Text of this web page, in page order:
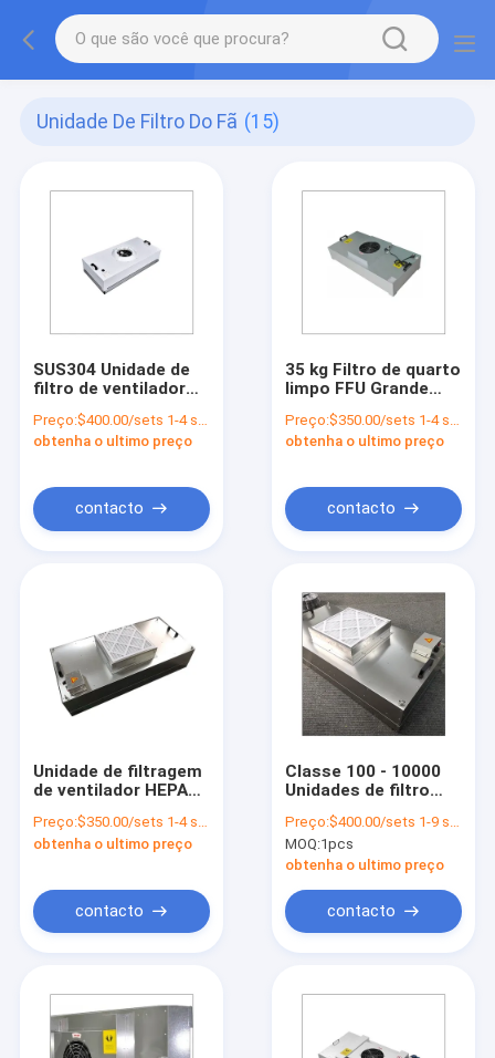
Unidade De Filtro Do Fã (15)
SUS304 Unidade de
filtro de ventilador
aço FFU 35KG
Preço:$400.00/sets 1-4 sets
obtenha o ultimo preço
contacto
35 kg Filtro de quarto
limpo FFU Grande
de filtro de ventilador
HEPA para hotéis
Preço:$350.00/sets 1-4 sets
obtenha o ultimo preço
contacto
Unidade de filtragem
de ventilador HEPA
SUS304 FFU Unidade
para filtragem de ar
Preço:$350.00/sets 1-4 sets
obtenha o ultimo preço
contacto
Classe 100 - 10000
Unidades de filtro
por ventilador de
sala limpa 220V 50Hz
Ffu Purificador de ar
Preço:$400.00/sets 1-9 sets
MOQ:1pcs
obtenha o ultimo preço
contacto